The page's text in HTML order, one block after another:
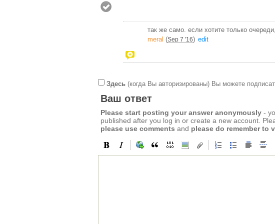
так же само. если хотите только
meral (Sep 7 '16) edit
Здесь (когда Вы авторизированы) Вы можете
Ваш ответ
Please start posting your answer anonymously -
published after you log in or create a new account.
please use comments and please do remember to